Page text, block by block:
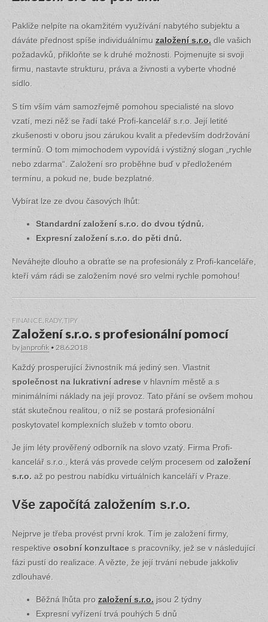
Pakliže nelpíte na okamžitém využívání nabytého subjektu a
dáváte přednost spíše individuálnímu založení s.r.o. dle vašich
požadavků, přikloňte se k druhé možnosti. Pojmenujte si svoji
firmu, nastavte strukturu, práva a živnosti a vyberte vhodné
sídlo.
S tím vším vám samozřejmě pomohou specialisté na slovo
vzatí, mezi něž se řadí také Profi-kancelář s.r.o. Její letité
zkušenosti v oboru jsou zárukou kvalit a především dodržování
termínů. O tom mimochodem vypovídá i výstižný slogan „rychle
nebo zdarma“. Založení sro proběhne buď v předloženém
termínu, a pokud ne, bude bezplatné.
Vybírat lze ze dvou časových lhůt:
Standardní založení s.r.o. do dvou týdnů.
Expresní založení s.r.o. do pěti dnů.
Neváhejte dlouho a obraťte se na profesionály z Profi-kanceláře,
kteří vám rádi se založením nové sro velmi rychle pomohou!
FINANCE RADY, TIPY
Založení s.r.o. s profesionální pomocí
by janprofik • 28.6.2018
Každý prosperující živnostník má jediný sen. Vlastnit
společnost na lukrativní adrese v hlavním městě a s
minimálními náklady na její provoz. Tato přání se ovšem mohou
stát skutečnou realitou, o níž se postará profesionální
poskytovatel komplexních služeb v tomto oboru.
Je jím léty prověřený odborník na slovo vzatý. Firma Profi-
kancelář s.r.o., která vás provede celým procesem od založení
s.r.o. až po pestrou nabídku virtuálních kanceláří v Praze.
Vše započítá založením s.r.o.
Nejprve je třeba provést první krok. Tím je založení firmy,
respektive osobní konzultace s pracovníky, jež se v následující
fázi pustí do realizace. A vězte, že její trvání nebude jakkoliv
zdlouhavé.
Běžná lhůta pro založení s.r.o. jsou 2 týdny
Expresní vyřízení trvá pouhých 5 dnů